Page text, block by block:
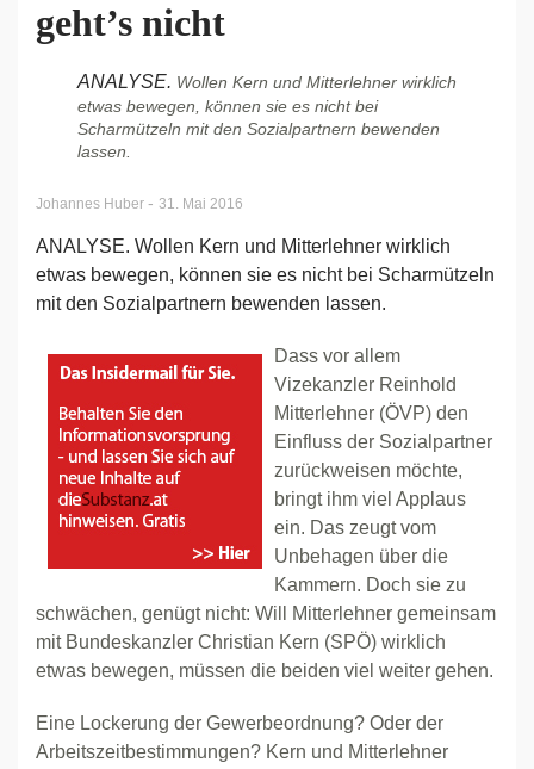
geht’s nicht
ANALYSE. Wollen Kern und Mitterlehner wirklich
etwas bewegen, können sie es nicht bei
Scharmützeln mit den Sozialpartnern bewenden
lassen.
Johannes Huber - 31. Mai 2016
ANALYSE. Wollen Kern und Mitterlehner wirklich
etwas bewegen, können sie es nicht bei Scharmützeln
mit den Sozialpartnern bewenden lassen.
Dass vor allem
Vizekanzler Reinhold
Mitterlehner (ÖVP) den
Einfluss der Sozialpartner
zurückweisen möchte,
bringt ihm viel Applaus
ein. Das zeugt vom
Unbehagen über die
Kammern. Doch sie zu
schwächen, genügt nicht: Will Mitterlehner gemeinsam
mit Bundeskanzler Christian Kern (SPÖ) wirklich
etwas bewegen, müssen die beiden viel weiter gehen.
Eine Lockerung der Gewerbeordnung? Oder der
Arbeitszeitbestimmungen? Kern und Mitterlehner